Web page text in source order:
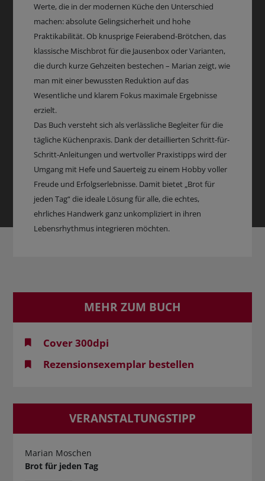
Werte, die in der modernen Küche den Unterschied
machen: absolute Gelingsicherheit und hohe
Praktikabilität. Ob knusprige Feierabend-Brötchen, das
klassische Mischbrot für die Jausenbox oder Varianten,
die durch kurze Gehzeiten bestechen – Marian zeigt, wie
man mit einer bewussten Reduktion auf das
Wesentliche und klarem Fokus maximale Ergebnisse
erzielt.
Das Buch versteht sich als verlässliche Begleiter für die
tägliche Küchenpraxis. Dank der detaillierten Schritt-für-
Schritt-Anleitungen und wertvoller Praxistipps wird der
Umgang mit Hefe und Sauerteig zu einem Hobby voller
Freude und Erfolgserlebnisse. Damit bietet „Brot für
jeden Tag“ die ideale Lösung für alle, die echtes,
ehrliches Handwerk ganz unkompliziert in ihren
Lebensrhythmus integrieren möchten.
MEHR ZUM BUCH
Cover 300dpi
Rezensionsexemplar bestellen
VERANSTALTUNGSTIPP
Marian Moschen
Brot für jeden Tag